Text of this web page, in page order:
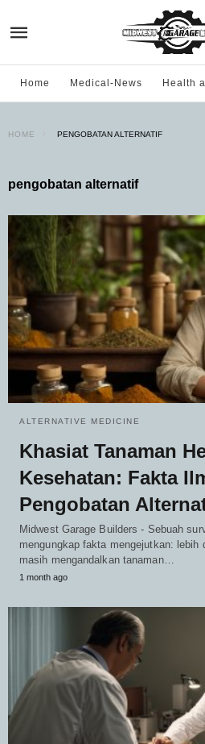
Home Medical-News Health
HOME PENGOBATAN ALTERNATIF
pengobatan alternatif
ALTERNATIVE MEDICINE
Khasiat Tanaman
Kesehatan: Fakta
Pengobatan
Midwest Garage Builders - Sebuah
mengungkap fakta mengejutkan: lebih
masih mengandalkan tanaman…
1 month ago